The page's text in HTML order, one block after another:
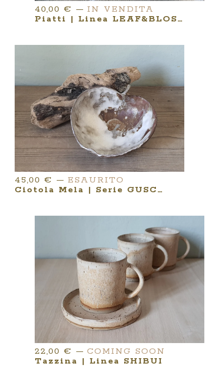
40,00 € — IN VENDITA
Piatti | Linea LEAF&BLOSSOM
45,00 € — ESAURITO
Ciotola Mela | Serie GUSCI IN GRÈS
22,00 € — COMING SOON
Tazzina | Linea SHIBUI